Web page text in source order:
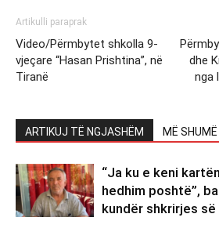
Artikulli paraprak
Video/Përmbytet shkolla 9-
vjeçare “Hasan Prishtina”, në
Tiranë
dhe
nga
ARTIKUJ TË NGJASHËM MË
“Ja ku e keni
hedhim poshtë”,
kundër shkrirjes së